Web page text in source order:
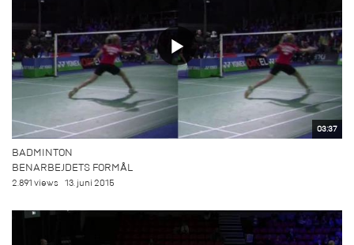
03:37
BADMINTON
BENARBEJDETS FORMÅL
2.891 views 13. juni 2015